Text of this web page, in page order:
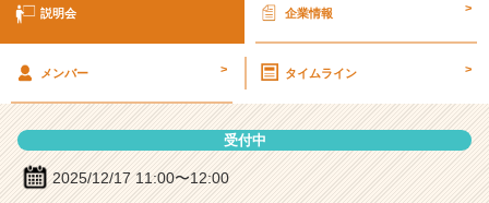
細
ー・
説明会 企業情報 >
メンバー > タイムライン >
受付中
2025/12/17 11:00〜12:00